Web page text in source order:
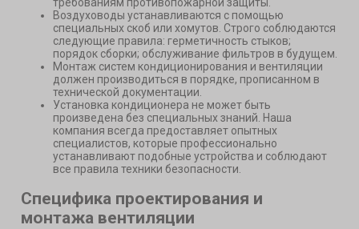
Воздуховоды устанавливаются с помощью
специальных скоб или хомутов. Строго соблюдаются
следующие правила: герметичность стыков;
порядок сборки; обслуживание фильтров в будущем.
Монтаж систем кондиционирования и вентиляции
должен производиться в порядке, прописанном в
технической документации.
Установка кондиционера не может быть
произведена без специальных знаний. Наша
компания всегда предоставляет опытных
специалистов, которые профессионально
устанавливают подобные устройства и соблюдают
все правила техники безопасности.
Специфика проектирования и
монтажа вентиляции